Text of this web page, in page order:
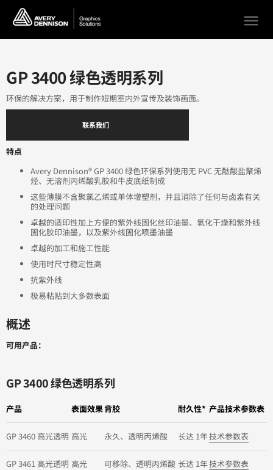
menu
GP 3400 绿色透明系列
环保的解决方案，用于制作短期室内外宣传及装饰画面。
联系我们
特点
Avery Dennison® GP 3400 绿色环保系列使用无 PVC 无酞酸盐聚烯
烃、无溶剂丙烯酸乳胶和牛皮底纸制成
这些薄膜不含聚氯乙烯或单体增塑剂，并且消除了任何与卤素有关
的处理问题
卓越的适印性加上方便的紫外线固化丝印油墨、氧化干燥和紫外线
固化胶印油墨，以及紫外线固化喷墨油墨
卓越的加工和施工性能
使用时尺寸稳定性高
抗紫外线
极易粘贴到大多数表面
概述
可用产品：
GP 3400 绿色透明系列
产品 表面效果背胶 耐久性* 产品技术参数表
GP 3460 高光透明 高光 永久、透明丙烯酸 长达 1年技术参数表
GP 3461 高光透明 高光 可移除、透明丙烯酸 长达 1年技术参数表